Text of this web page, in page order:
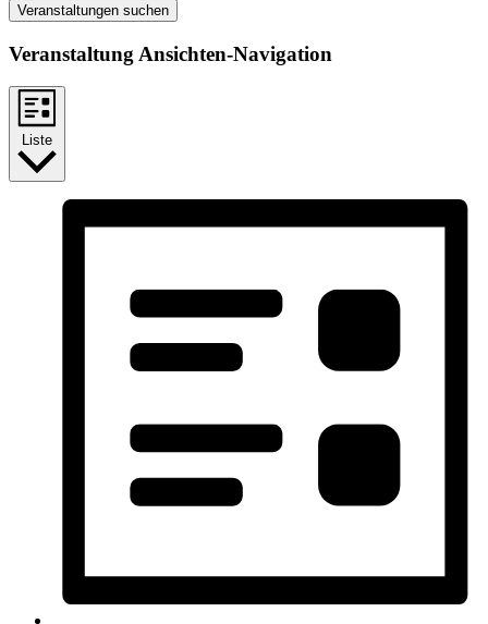
Veranstaltungen suchen
Veranstaltung Ansichten-Navigation
Liste